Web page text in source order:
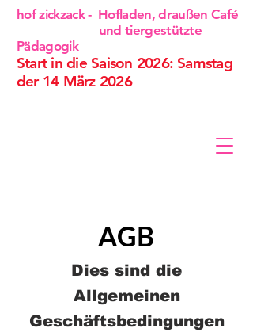
hof zickzack - Hofladen, draußen Café
und tiergestützte
Pädagogik
Start in die Saison 2026: Samstag
der 14 März 2026
AGB
Dies sind die
Allgemeinen
Geschäftsbedingungen